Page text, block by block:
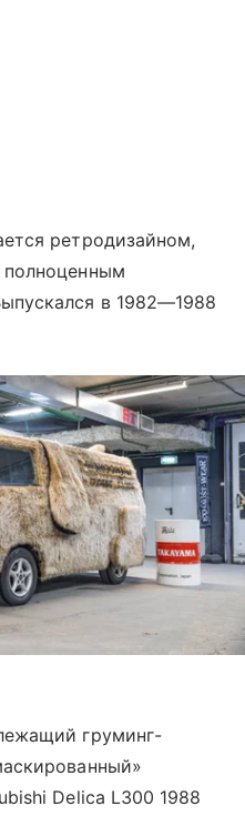
ретродизайном,
полноценным
в 1982—1988
груминг-
Delica L300 1988